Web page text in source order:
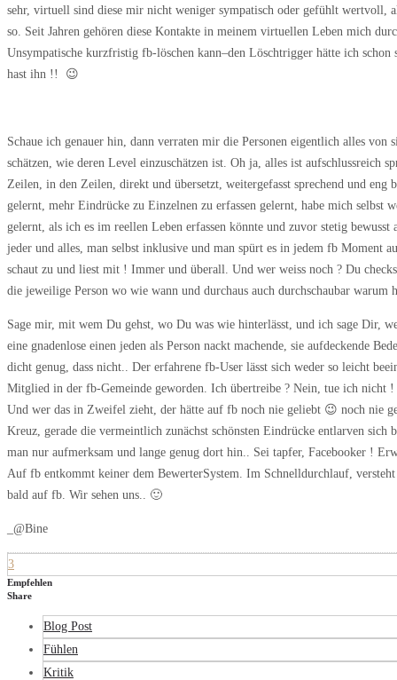
sehr, virtuell sind diese mir nicht weniger sympatisch oder gefühlt wertvoll,
so. Seit Jahren gehören diese Kontakte in meinem virtuellen Leben mich
Unsympatische kurzfristig fb-löschen kann–den Löschtrigger hätte ich
hast ihn !! 😉
Schaue ich genauer hin, dann verraten mir die Personen eigentlich alles
schätzen, wie deren Level einzuschätzen ist. Oh ja, alles ist aufschlussreich
Zeilen, in den Zeilen, direkt und übersetzt, weitergefasst sprechend und eng
gelernt, mehr Eindrücke zu Einzelnen zu erfassen gelernt, habe mich selbst
gelernt, als ich es im reellen Leben erfassen könnte und zuvor stetig
jeder und alles, man selbst inklusive und man spürt es in jedem fb Moment
schaut zu und liest mit ! Immer und überall. Und wer weiss noch ? Du
die jeweilige Person wo wie wann und durchaus auch durchschaubar warum
Sage mir, mit wem Du gehst, wo Du was wie hinterlässt, und ich sage Dir,
eine gnadenlose einen jeden als Person nackt machende, sie aufdeckende
dicht genug, dass nicht.. Der erfahrene fb-User lässt sich weder so leicht
Mitglied in der fb-Gemeinde geworden. Ich übertreibe ? Nein, tue ich nicht
Und wer das in Zweifel zieht, der hätte auf fb noch nie geliebt 😉 noch nie
Kreuz, gerade die vermeintlich zunächst schönsten Eindrücke entlarven sich
man nur aufmerksam und lange genug dort hin.. Sei tapfer, Facebooker !
Auf fb entkommt keiner dem BewerterSystem. Im Schnelldurchlauf,
bald auf fb. Wir sehen uns.. 🙂
_@Bine
3
Empfehlen
Share
Blog Post
Fühlen
Kritik